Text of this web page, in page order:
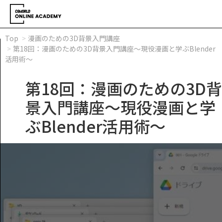
Top
漫画のための3D背景入門講座
第18回：漫画のための3D背景入門講座～現役漫画と学ぶBlender
活用術～
第18回：漫画のための3D背
景入門講座～現役漫画と学
ぶBlender活用術～